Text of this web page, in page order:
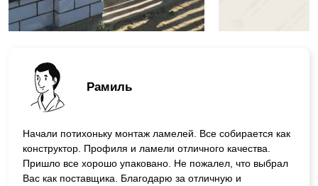
Рамиль
Начали потихоньку монтаж ламелей. Все собирается как
конструктор. Профиля и ламели отличного качества.
Пришло все хорошо упаковано. Не пожалел, что выбрал
Вас как поставщика. Благодарю за отличную и